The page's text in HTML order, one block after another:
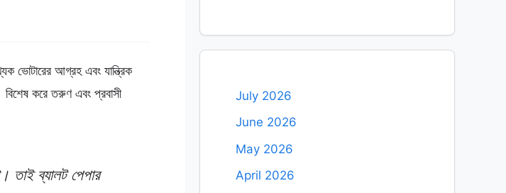
ভোটারের আগ্রহ এবং যান্ত্রিক
করে তরুণ এবং প্রবাসী
তাই ব্যালট পেপার
July 2026
June 2026
May 2026
April 2026